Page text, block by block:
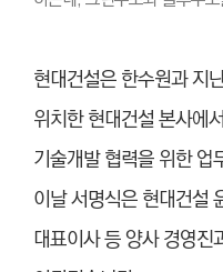
현대건설은 한수원과 지
위치한 현대건설 본사에
기술개발 협력을 위한 업
이날 서명식은 현대건설
대표이사 등 양사 경영진